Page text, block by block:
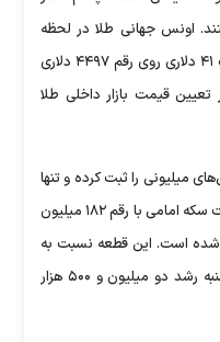
اونس جهانی طلا در لحظه
نگارش این گزارش کاهشی است و با افت ۴۱ دلاری روی رقم ۴۴۹۷ دلاری
قیمت بازار داخلی طلا
میلیونی را ثبت کرده و تنها
سکه گرمی بدون تغییر مانده است. قیمت سکه امامی با رقم ۱۸۲ میلیون
شده است. این قطعه نسبت به
معاملات عصرگاهی بازار طلا در روز یکشنبه رشد دو میلیون و ۵۰۰ هزار